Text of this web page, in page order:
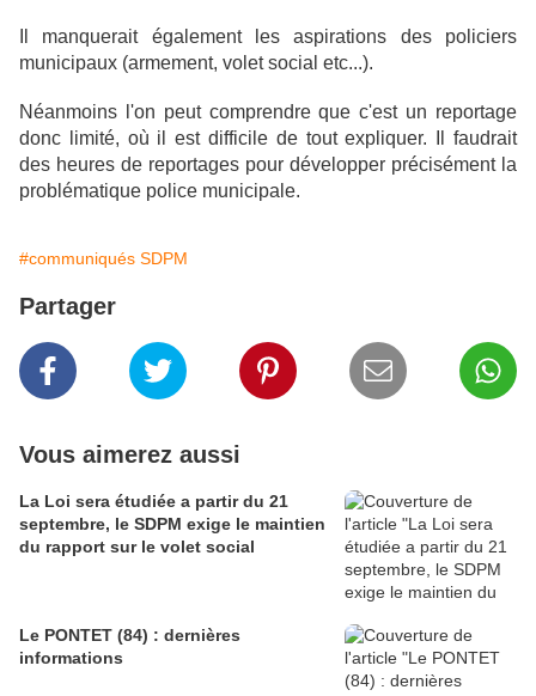
Il manquerait également les aspirations des policiers
municipaux (armement, volet social etc...).
Néanmoins l'on peut comprendre que c'est un reportage
donc limité, où il est difficile de tout expliquer. Il faudrait
des heures de reportages pour développer précisément la
problématique police municipale.
#communiqués SDPM
Partager
Vous aimerez aussi
La Loi sera étudiée a partir du 21
septembre, le SDPM exige le maintien
du rapport sur le volet social
Le PONTET (84) : dernières
informations